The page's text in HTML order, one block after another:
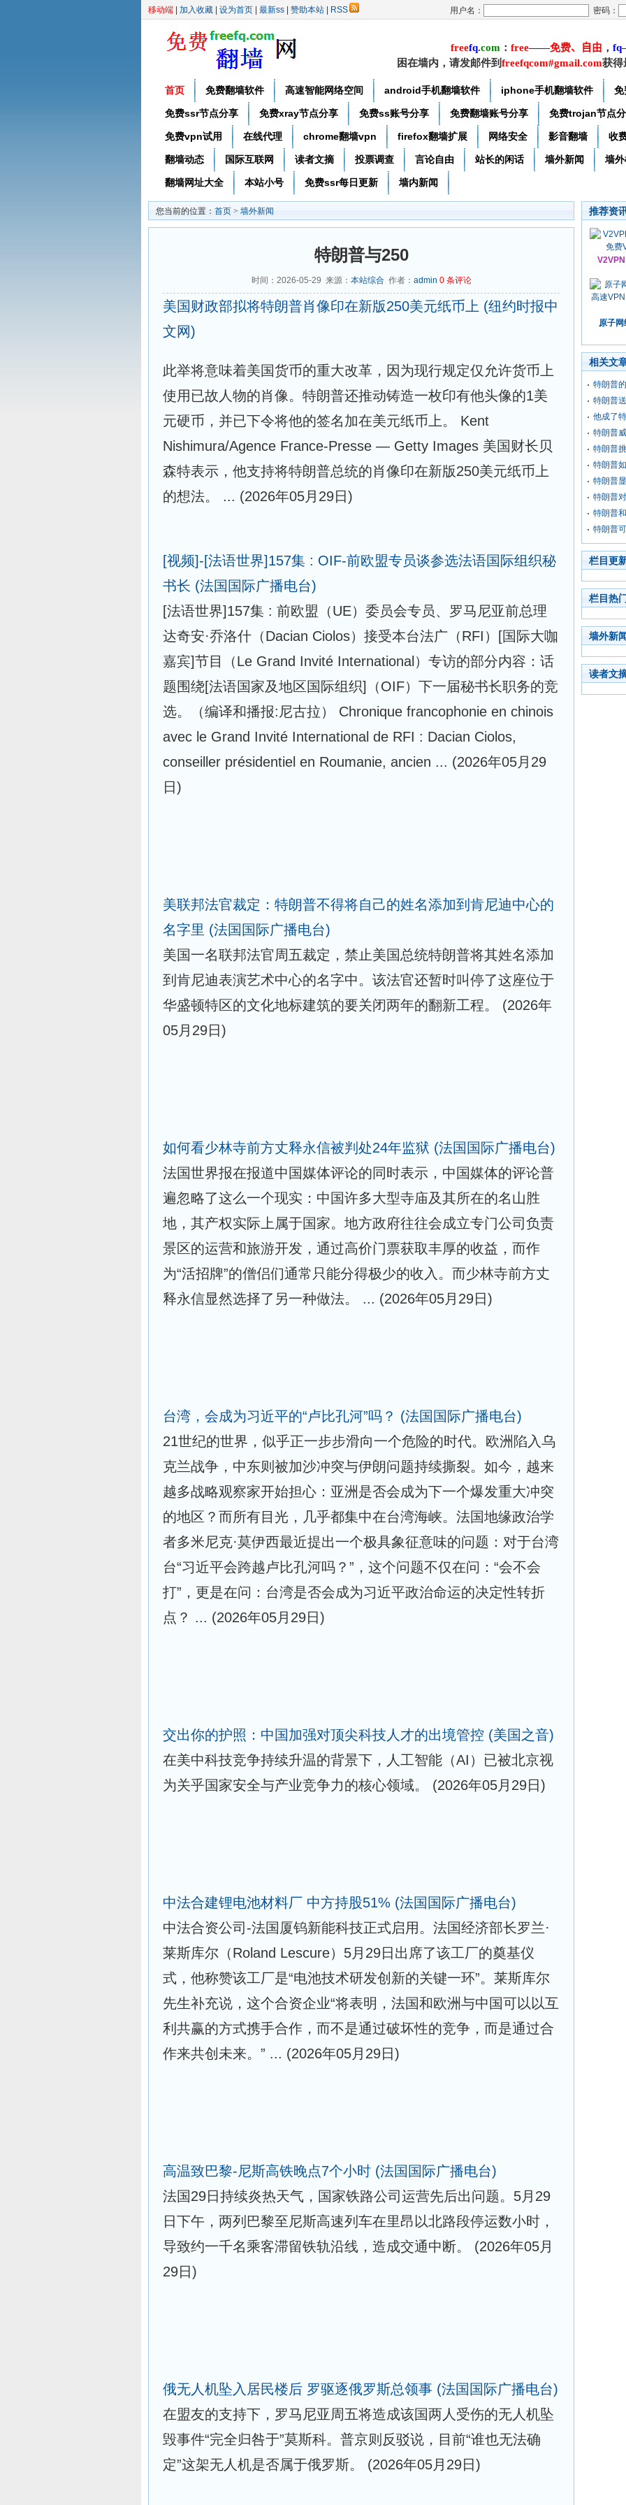
移动端 加入收藏 设为首页 最新ss 赞助本站 RSS 用户名： 密码：
freefq.com ： free——免费、自由 ， fq
困在墙内，请发邮件到freefqcom#gmail.com获得
首页 免费翻墙软件 高速智能网络空间 android手机翻墙软件 iphone手机翻墙软件 免
免费ssr节点分享 免费xray节点分享 免费ss账号分享 免费翻墙账号分享 免费trojan节点
免费vpn试用 在线代理 chrome翻墙vpn firefox翻墙扩展 网络安全 影音翻墙 收
翻墙动态 国际互联网 读者文摘 投票调查 言论自由 站长的闲话 墙外新闻 墙
翻墙网址大全 本站小号 免费ssr每日更新 墙内新闻
您当前的位置： 首页 > 墙外新闻
特朗普与250
时间：2026-05-29 来源： 本站综合作者： admin 0 条评论
美国财政部拟将特朗普肖像印在新版250美元纸币上 (纽约时报中
文网)
此举将意味着美国货币的重大改革，因为现行规定仅允许货币上
使用已故人物的肖像。特朗普还推动铸造一枚印有他头像的1美
元硬币，并已下令将他的签名加在美元纸币上。 Kent
Nishimura/Agence France-Presse — Getty Images 美国财长贝
森特表示，他支持将特朗普总统的肖像印在新版250美元纸币上
的想法。 ... (2026年05月29日)
[视频]-[法语世界]157集 : OIF-前欧盟专员谈参选法语国际组织秘
书长 (法国国际广播电台)
[法语世界]157集 : 前欧盟（UE）委员会专员、罗马尼亚前总理
达奇安·乔洛什（Dacian Ciolos）接受本台法广（RFI）[国际大咖
嘉宾]节目（Le Grand Invité International）专访的部分内容：话
题围绕[法语国家及地区国际组织]（OIF）下一届秘书长职务的竞
选。（编译和播报:尼古拉） Chronique francophonie en chinois
avec le Grand Invité International de RFI : Dacian Ciolos,
conseiller présidentiel en Roumanie, ancien ... (2026年05月29
日)
美联邦法官裁定：特朗普不得将自己的姓名添加到肯尼迪中心的
名字里 (法国国际广播电台)
美国一名联邦法官周五裁定，禁止美国总统特朗普将其姓名添加
到肯尼迪表演艺术中心的名字中。该法官还暂时叫停了这座位于
华盛顿特区的文化地标建筑的要关闭两年的翻新工程。 (2026年
05月29日)
如何看少林寺前方丈释永信被判处24年监狱 (法国国际广播电台)
法国世界报在报道中国媒体评论的同时表示，中国媒体的评论普
遍忽略了这么一个现实：中国许多大型寺庙及其所在的名山胜
地，其产权实际上属于国家。地方政府往往会成立专门公司负责
景区的运营和旅游开发，通过高价门票获取丰厚的收益，而作
为“活招牌”的僧侣们通常只能分得极少的收入。而少林寺前方丈
释永信显然选择了另一种做法。 ... (2026年05月29日)
台湾，会成为习近平的“卢比孔河”吗？ (法国国际广播电台)
21世纪的世界，似乎正一步步滑向一个危险的时代。欧洲陷入乌
克兰战争，中东则被加沙冲突与伊朗问题持续撕裂。如今，越来
越多战略观察家开始担心：亚洲是否会成为下一个爆发重大冲突
的地区？而所有目光，几乎都集中在台湾海峡。法国地缘政治学
者多米尼克·莫伊西最近提出一个极具象征意味的问题：对于台湾
台“习近平会跨越卢比孔河吗？”，这个问题不仅在问：“会不会
打”，更是在问：台湾是否会成为习近平政治命运的决定性转折
点？ ... (2026年05月29日)
交出你的护照：中国加强对顶尖科技人才的出境管控 (美国之音)
在美中科技竞争持续升温的背景下，人工智能（AI）已被北京视
为关乎国家安全与产业竞争力的核心领域。
(2026年05月29日)
中法合建锂电池材料厂 中方持股51% (法国国际广播电台)
中法合资公司-法国厦钨新能科技正式启用。法国经济部长罗兰·
莱斯库尔（Roland Lescure）5月29日出席了该工厂的奠基仪
式，他称赞该工厂是“电池技术研发创新的关键一环”。莱斯库尔
先生补充说，这个合资企业“将表明，法国和欧洲与中国可以以互
利共赢的方式携手合作，而不是通过破坏性的竞争，而是通过合
作来共创未来。” ... (2026年05月29日)
高温致巴黎-尼斯高铁晚点7个小时 (法国国际广播电台)
法国29日持续炎热天气，国家铁路公司运营先后出问题。5月29
日下午，两列巴黎至尼斯高速列车在里昂以北路段停运数小时，
导致约一千名乘客滞留铁轨沿线，造成交通中断。 (2026年05月
29日)
俄无人机坠入居民楼后 罗驱逐俄罗斯总领事 (法国国际广播电台)
在盟友的支持下，罗马尼亚周五将造成该国两人受伤的无人机坠
毁事件“完全归咎于”莫斯科。普京则反驳说，目前“谁也无法确
定”这架无人机是否属于俄罗斯。 (2026年05月29日)
推荐资
原子
相关文
特朗普
特朗普
他成了
特朗普
特朗普
特朗普
特朗普
特朗普
特朗普
特朗普
栏目更
栏目热
墙外新
读者文